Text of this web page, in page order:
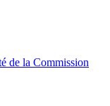
de la Commission